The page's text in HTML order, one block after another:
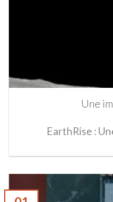
Une
EarthRise :